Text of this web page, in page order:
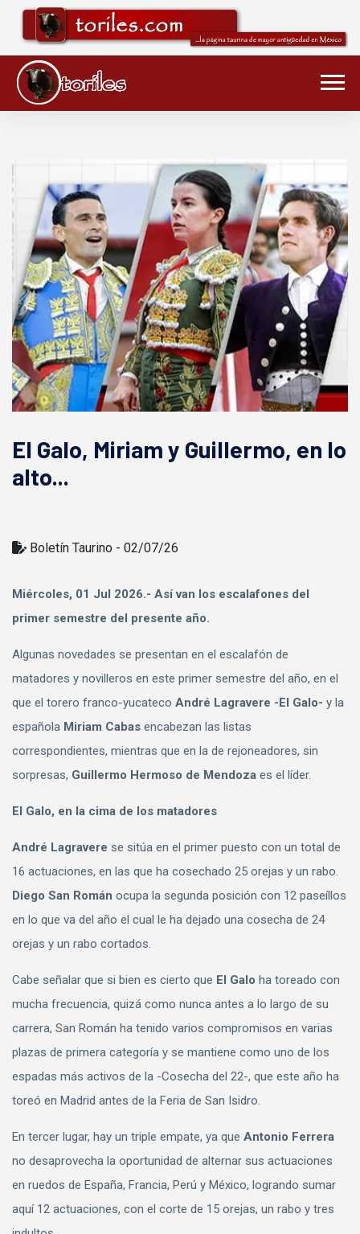
El Galo, Miriam y Guillermo, en lo
alto...
Boletí­n Taurino - 02/07/26
Miércoles, 01 Jul 2026.- Así van los escalafones del
primer semestre del presente año.
Algunas novedades se presentan en el escalafón de
matadores y novilleros en este primer semestre del año, en el
que el torero franco-yucateco André Lagravere -El Galo- y la
española Miriam Cabas encabezan las listas
correspondientes, mientras que en la de rejoneadores, sin
sorpresas, Guillermo Hermoso de Mendoza es el líder.
El Galo, en la cima de los matadores
André Lagravere se sitúa en el primer puesto con un total de
16 actuaciones, en las que ha cosechado 25 orejas y un rabo.
Diego San Román ocupa la segunda posición con 12 paseíllos
en lo que va del año el cual le ha dejado una cosecha de 24
orejas y un rabo cortados.
Cabe señalar que si bien es cierto que El Galo ha toreado con
mucha frecuencia, quizá como nunca antes a lo largo de su
carrera, San Román ha tenido varios compromisos en varias
plazas de primera categoría y se mantiene como uno de los
espadas más activos de la -Cosecha del 22-, que este año ha
toreó en Madrid antes de la Feria de San Isidro.
En tercer lugar, hay un triple empate, ya que Antonio Ferrera
no desaprovecha la oportunidad de alternar sus actuaciones
en ruedos de España, Francia, Perú y México, logrando sumar
aquí 12 actuaciones, con el corte de 15 orejas, un rabo y tres